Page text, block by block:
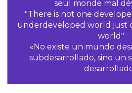
seul monde mal
"There is not one
underdeveloped world just
world"
«No existe un mundo
subdesarrollado, sino un